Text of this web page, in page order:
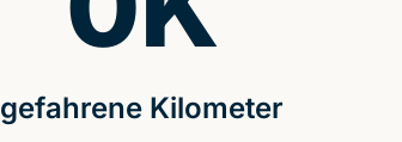
gefahrene Kilometer